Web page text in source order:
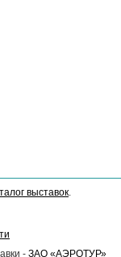
выставок.
- ЗАО «АЭРОТУР»